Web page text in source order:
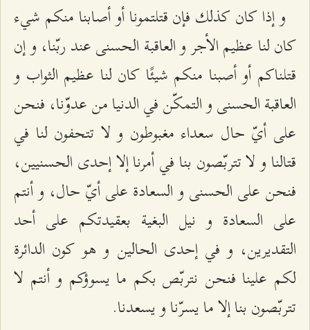
و إذا كان كذلك فإن قتلتمونا أو أصابنا منكم شي‌ء
كان لنا عظيم الأجر و العاقبة الحسنى عند ربّنا، و إن
قتلناكم أو أصبنا منكم شيئًا كان لنا عظيم الثواب و
العاقبة الحسنى و التمكّن في الدنيا من عدوّنا، فنحن
على أيّ حال سعداء مغبوطون و لا تتحفون لنا في
قتالنا و لا تتربّصون بنا في أمرنا إلا إحدى الحسنيين،
فنحن على الحسنى و السعادة على أيّ حال، و أنتم
على السعادة و نيل البغية بعقيدتكم على أحد
التقديرين، و في إحدى الحالين و هو كون الدائرة
لكم علينا فنحن نتربّص بكم ما يسوؤكم و أنتم لا
تتربّصون بنا إلا ما يسرّنا و يسعدنا.